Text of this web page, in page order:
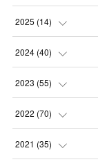
(1
2025 (14)
(10 )
(1
(1
(2
2024 (40)
(1
(1
(3
2023 (55)
(2
(4
2022 (70)
(7
2021 (35)